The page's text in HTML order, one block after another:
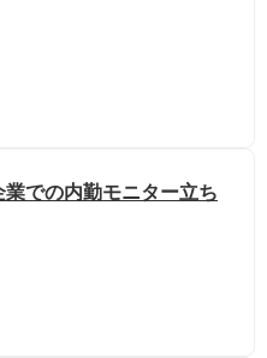
業での内勤モニター立ち